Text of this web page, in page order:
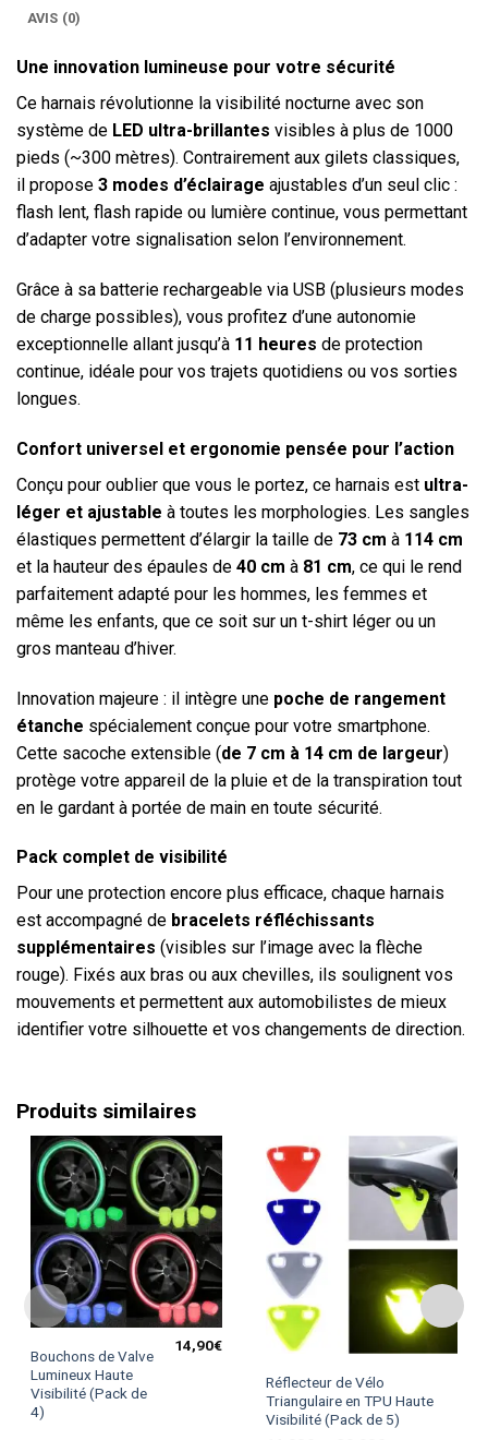
AVIS (0)
Une innovation lumineuse pour votre sécurité
Ce harnais révolutionne la visibilité nocturne avec son
système de LED ultra-brillantes visibles à plus de 1000
pieds (~300 mètres). Contrairement aux gilets classiques,
il propose 3 modes d’éclairage ajustables d’un seul clic :
flash lent, flash rapide ou lumière continue, vous permettant
d’adapter votre signalisation selon l’environnement.
Grâce à sa batterie rechargeable via USB (plusieurs modes
de charge possibles), vous profitez d’une autonomie
exceptionnelle allant jusqu’à 11 heures de protection
continue, idéale pour vos trajets quotidiens ou vos sorties
longues.
Confort universel et ergonomie pensée pour l’action
Conçu pour oublier que vous le portez, ce harnais est ultra-
léger et ajustable à toutes les morphologies. Les sangles
élastiques permettent d’élargir la taille de 73 cm à 114 cm
et la hauteur des épaules de 40 cm à 81 cm, ce qui le rend
parfaitement adapté pour les hommes, les femmes et
même les enfants, que ce soit sur un t-shirt léger ou un
gros manteau d’hiver.
Innovation majeure : il intègre une poche de rangement
étanche spécialement conçue pour votre smartphone.
Cette sacoche extensible (de 7 cm à 14 cm de largeur)
protège votre appareil de la pluie et de la transpiration tout
en le gardant à portée de main en toute sécurité.
Pack complet de visibilité
Pour une protection encore plus efficace, chaque harnais
est accompagné de bracelets réfléchissants
supplémentaires (visibles sur l’image avec la flèche
rouge). Fixés aux bras ou aux chevilles, ils soulignent vos
mouvements et permettent aux automobilistes de mieux
identifier votre silhouette et vos changements de direction.
Produits similaires
Bouchons de Valve
Lumineux Haute
Visibilité (Pack de
4)
14,90€
Ce
produit
a
plusieurs
Réflecteur de Vélo
Triangulaire en TPU Haute
Visibilité (Pack de 5)
Ce
produit
a